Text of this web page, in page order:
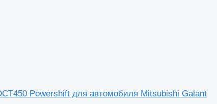
Powershift для автомобиля Mitsubishi Galant